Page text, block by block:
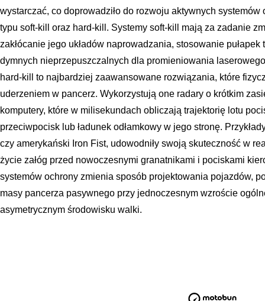
wystarczać, co doprowadziło do rozwoju aktywnych
typu soft-kill oraz hard-kill. Systemy soft-kill mają za zadanie
zakłócanie jego układów naprowadzania, stosowanie
dymnych nieprzepuszczalnych dla promieniowania
hard-kill to najbardziej zaawansowane rozwiązania, które
uderzeniem w pancerz. Wykorzystują one radary o krótkim
komputery, które w milisekundach obliczają trajektorię lotu
przeciwpocisk lub ładunek odłamkowy w jego stronę.
czy amerykański Iron Fist, udowodniły swoją skuteczność w
życie załóg przed nowoczesnymi granatnikami i pociskami
systemów ochrony zmienia sposób projektowania pojazdów,
masy pancerza pasywnego przy jednoczesnym wzroście
asymetrycznym środowisku walki.